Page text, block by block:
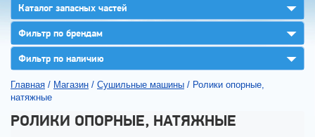
Каталог запасных частей ▼
Фильтр по брендам ▼
Фильтр по наличию ▼
Главная / Магазин / Сушильные машины / Ролики опорные,
натяжные
РОЛИКИ ОПОРНЫЕ, НАТЯЖНЫЕ